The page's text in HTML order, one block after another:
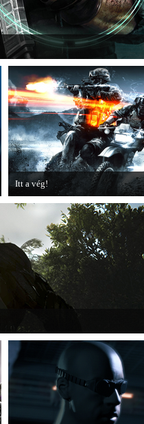
a Ghost Recon: Future Soldier
Itt a vég!
Hamarosan minden infó kiderül a
Battlefield 3 utolsó, End Game
kiegészítőjéről.
része, amely a The Hunt címet